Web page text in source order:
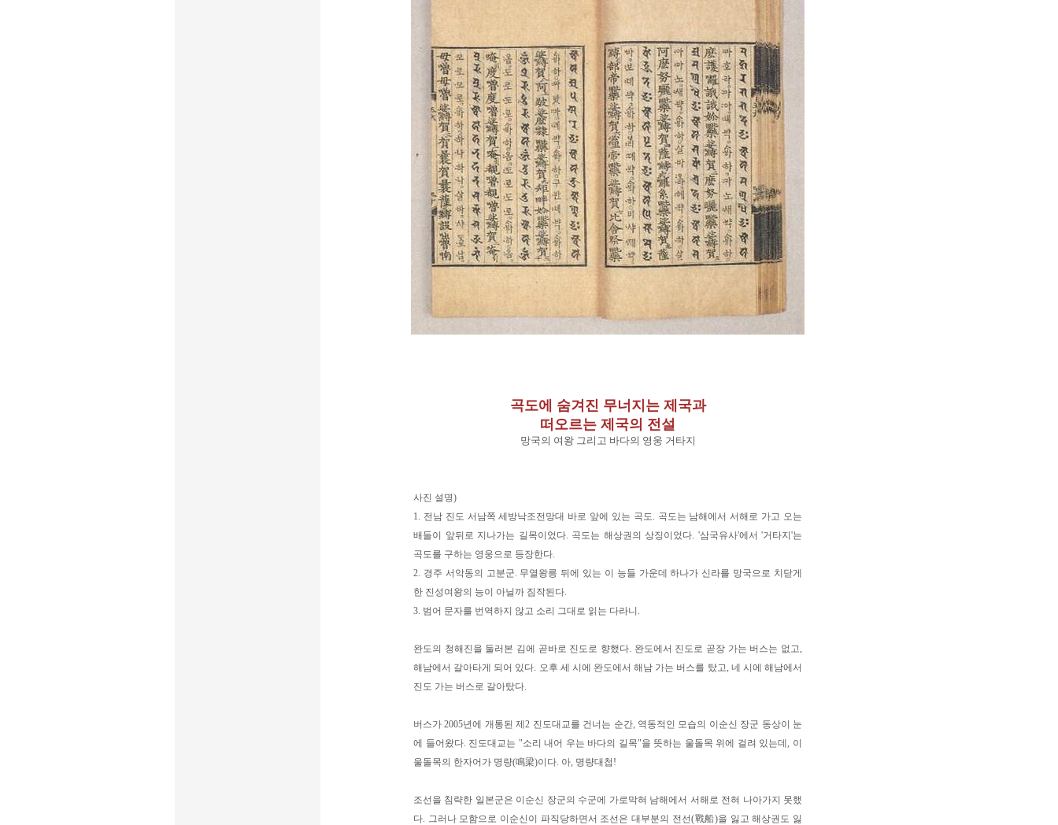
곡도에 숨겨진 무너지는 제국과
떠오르는 제국의 전설
망국의 여왕 그리고 바다의 영웅 거타지
사진 설명)
1. 전남 진도 서남쪽 세방낙조전망대 바로 앞에 있는 곡도. 곡도는 남해에서 서해로 가고 오는
배들이 앞뒤로 지나가는 길목이었다. 곡도는 해상권의 상징이었다. '삼국유사'에서 '거타지'는
곡도를 구하는 영웅으로 등장한다.
2. 경주 서악동의 고분군. 무열왕릉 뒤에 있는 이 능들 가운데 하나가 신라를 망국으로 치닫게
한 진성여왕의 능이 아닐까 짐작된다.
3. 범어 문자를 번역하지 않고 소리 그대로 읽는 다라니.
완도의 청해진을 둘러본 김에 곧바로 진도로 향했다. 완도에서 진도로 곧장 가는 버스는 없고,
해남에서 갈아타게 되어 있다. 오후 세 시에 완도에서 해남 가는 버스를 탔고, 네 시에 해남에서
진도 가는 버스로 갈아탔다.
버스가 2005년에 개통된 제2 진도대교를 건너는 순간, 역동적인 모습의 이순신 장군 동상이 눈
에 들어왔다. 진도대교는 "소리 내어 우는 바다의 길목"을 뜻하는 울돌목 위에 걸려 있는데, 이
울돌목의 한자어가 명량(鳴梁)이다. 아, 명량대첩!
조선을 침략한 일본군은 이순신 장군의 수군에 가로막혀 남해에서 서해로 전혀 나아가지 못했
다. 그러나 모함으로 이순신이 파직당하면서 조선은 대부분의 전선(戰船)을 잃고 해상권도 잃